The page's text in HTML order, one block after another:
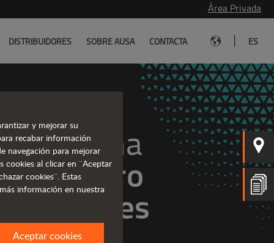
Área Privada
DISTRIBUIDORES SOBRE AUSA CONTACTA ES
La gama
de cero
emisiones
y mejorar su
recabar información
navegación para mejorar
cookies al clicar en ¨Aceptar
cookies¨. Estas
información en nuestra
Aceptar cookies